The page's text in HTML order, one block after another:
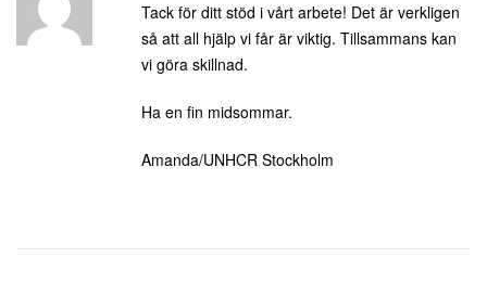
Tack för ditt stöd i vårt arbete! Det är verkligen
så att all hjälp vi får är viktig. Tillsammans kan
vi göra skillnad.
Ha en fin midsommar.
Amanda/UNHCR Stockholm